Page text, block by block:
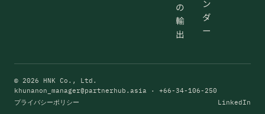
の
輸
出
ン
ダ
ー
© 2026 HNK Co., Ltd.
khunanon_manager@partnerhub.asia · +66-34-106-250
プライバシーポリシー
LinkedIn